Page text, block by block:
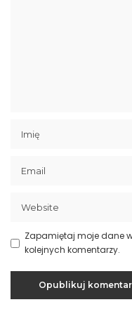
Zapamiętaj moje dane
kolejnych komentarzy.